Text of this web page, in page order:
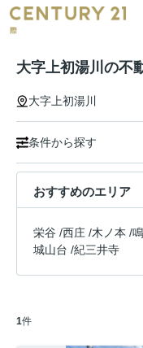
大字上初湯川の不
大字上初湯川
条件から探す
おすすめのエリア
栄谷 /西庄 /木ノ本 /
城山台 /紀三井寺
1件